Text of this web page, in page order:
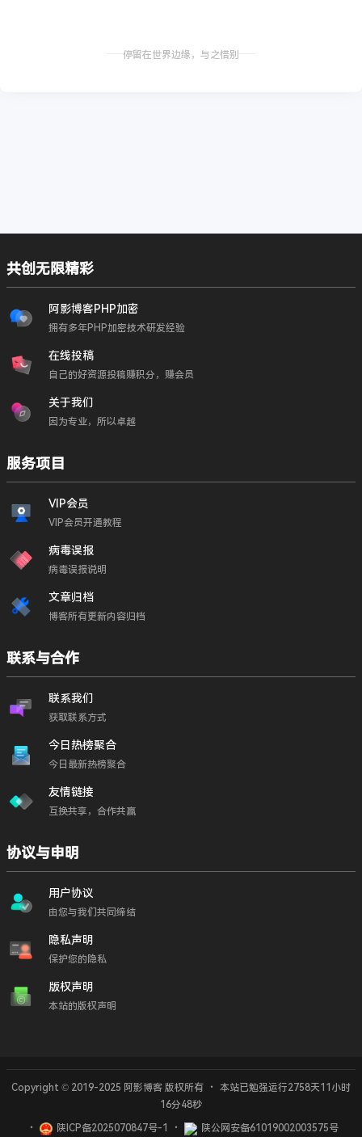
视频提取33二创去重
分享
封面
停留在世界边缘，与之惜别
共创无限精彩
阿影博客PHP加密
拥有多年PHP加密技术研发经验
在线投稿
自己的好资源投稿赚积分，赚会员
关于我们
因为专业，所以卓越
服务项目
VIP会员
VIP会员开通教程
病毒误报
病毒误报说明
文章归档
博客所有更新内容归档
联系与合作
联系我们
获取联系方式
今日热榜聚合
今日最新热榜聚合
友情链接
互换共享，合作共赢
协议与申明
用户协议
由您与我们共同缔结
隐私声明
保护您的隐私
版权声明
本站的版权声明
Copyright © 2019-2025 阿影博客 版权所有 ・ 本站已勉强运行2758天11小时
16分48秒
・ 陕ICP备2025070847号-1 ・ 陕公网安备61019002003575号